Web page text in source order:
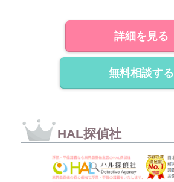
詳細を見る
無料相談する
HAL探偵社